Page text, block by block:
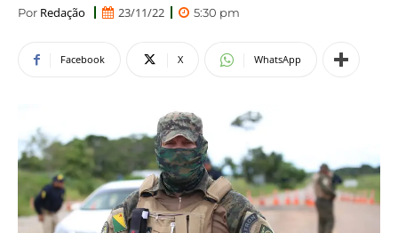
Por Redação 23/11/22 5:30 pm
Facebook X WhatsApp